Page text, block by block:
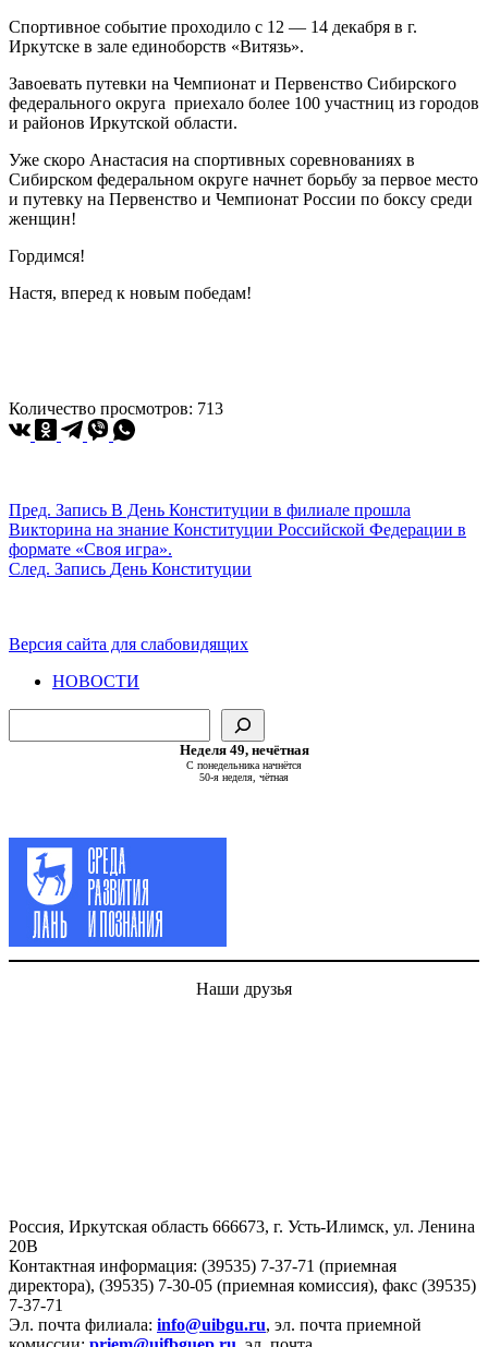
Спортивное событие проходило с 12 — 14 декабря в г.
Иркутске в зале единоборств «Витязь».
Завоевать путевки на Чемпионат и Первенство Сибирского
федерального округа приехало более 100 участниц из городов
и районов Иркутской области.
Уже скоро Анастасия на спортивных соревнованиях в
Сибирском федеральном округе начнет борьбу за первое место
и путевку на Первенство и Чемпионат России по боксу среди
женщин!
Гордимся!
Настя, вперед к новым победам!
Количество просмотров: 713
Пред. Запись В День Конституции в филиале прошла
Викторина на знание Конституции Российской Федерации в
формате «Своя игра».
След. Запись День Конституции
Версия сайта для слабовидящих
НОВОСТИ
Неделя 49, нечётная
С понедельника начнётся
50-я неделя, чётная
Наши друзья
Россия, Иркутская область 666673, г. Усть-Илимск, ул. Ленина
20В
Контактная информация: (39535) 7-37-71 (приемная
директора), (39535) 7-30-05 (приемная комиссия), факс (39535)
7-37-71
Эл. почта филиала: info@uibgu.ru, эл. почта приемной